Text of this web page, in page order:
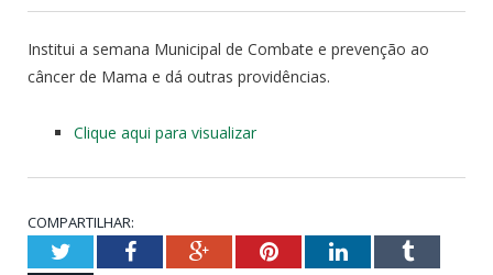
Institui a semana Municipal de Combate e prevenção ao
câncer de Mama e dá outras providências.
Clique aqui para visualizar
COMPARTILHAR:
TwitterFacebookGoogle+PinterestLinkedInTumblr